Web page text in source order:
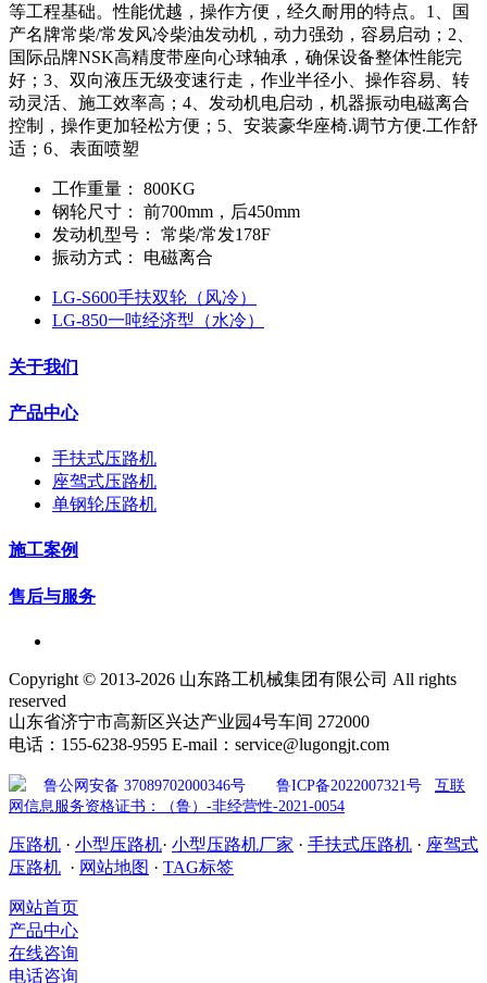
等工程基础。性能优越，操作方便，经久耐用的特点。1、国
产名牌常柴/常发风冷柴油发动机，动力强劲，容易启动；2、
国际品牌NSK高精度带座向心球轴承，确保设备整体性能完
好；3、双向液压无级变速行走，作业半径小、操作容易、转
动灵活、施工效率高；4、发动机电启动，机器振动电磁离合
控制，操作更加轻松方便；5、安装豪华座椅.调节方便.工作舒
适；6、表面喷塑
工作重量 ：
800KG
钢轮尺寸 ：
前700mm，后450mm
发动机型号 ：
常柴/常发178F
振动方式 ： 电磁离合
LG-S600手扶双轮（风冷）
LG-850一吨经济型（水冷）
关于我们
产品中心
手扶式压路机
座驾式压路机
单钢轮压路机
施工案例
售后与服务
Copyright © 2013-2026 山东路工机械集团有限公司 All rights
reserved
山东省济宁市高新区兴达产业园4号车间 272000
电话：155-6238-9595 E-mail：service@lugongjt.com
鲁公网安备 37089702000346号 鲁ICP备2022007321号
互联
网信息服务资格证书：（鲁）-非经营性-2021-0054
压路机 · 小型压路机· 小型压路机厂家 · 手扶式压路机 · 座驾式
压路机 · 网站地图 · TAG标签
网站首页
产品中心
在线咨询
电话咨询